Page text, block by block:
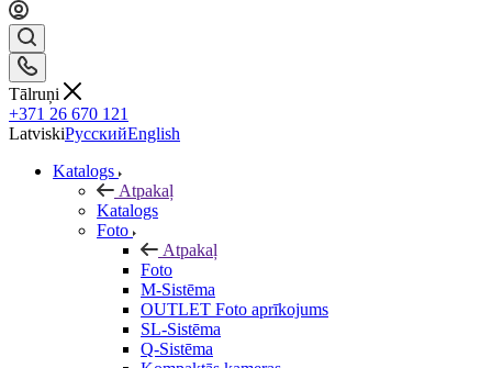
Tālruņi
+371 26 670 121
LatviskiРусскийEnglish
Katalogs
Atpakaļ
Katalogs
Foto
Atpakaļ
Foto
M-Sistēma
OUTLET Foto aprīkojums
SL-Sistēma
Q-Sistēma